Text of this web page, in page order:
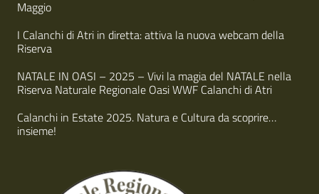
Maggio
I Calanchi di Atri in diretta: attiva la nuova webcam della
Riserva
NATALE IN OASI – 2025 – Vivi la magia del NATALE nella
Riserva Naturale Regionale Oasi WWF Calanchi di Atri
Calanchi in Estate 2025. Natura e Cultura da scoprire…
insieme!